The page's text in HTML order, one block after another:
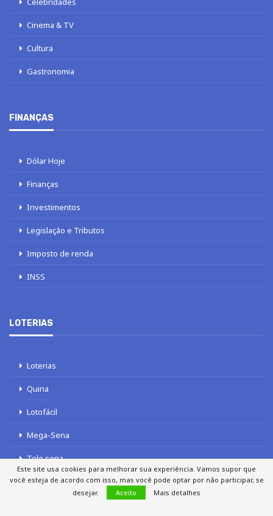
Cinema & TV
Cultura
Gastronomia
FINANÇAS
Dólar Hoje
Finanças
Investimentos
Legislação e Tributos
Imposto de renda
INSS
LOTERIAS
Loterias
Quina
Lotofácil
Mega-Sena
Tele sena
Este site usa cookies para melhorar sua experiência. Vamos supor que
você esteja de acordo com isso, mas você pode optar por não participar, se
desejar.
Aceito Mais detalhes